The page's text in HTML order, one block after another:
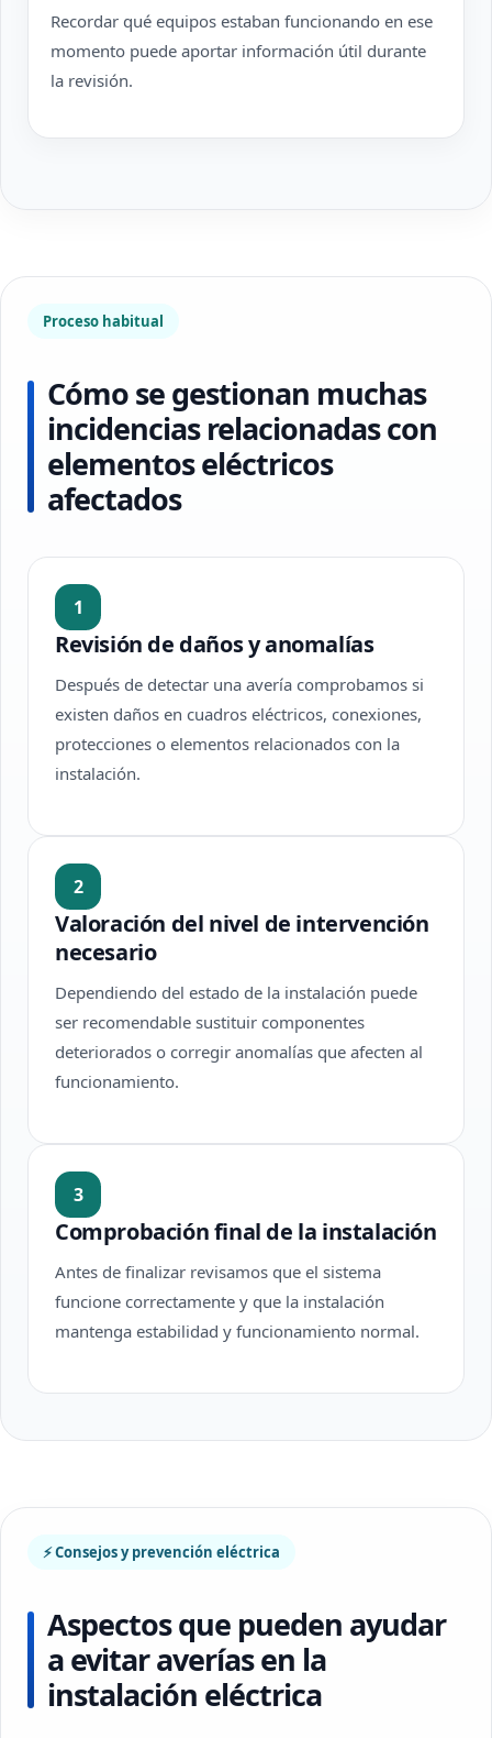
Recordar qué equipos estaban funcionando en ese
momento puede aportar información útil durante
la revisión.
Proceso habitual
Cómo se gestionan muchas
incidencias relacionadas con
elementos eléctricos
afectados
1
Revisión de daños y anomalías
Después de detectar una avería comprobamos si
existen daños en cuadros eléctricos, conexiones,
protecciones o elementos relacionados con la
instalación.
2
Valoración del nivel de intervención
necesario
Dependiendo del estado de la instalación puede
ser recomendable sustituir componentes
deteriorados o corregir anomalías que afecten al
funcionamiento.
3
Comprobación final de la instalación
Antes de finalizar revisamos que el sistema
funcione correctamente y que la instalación
mantenga estabilidad y funcionamiento normal.
⚡ Consejos y prevención eléctrica
Aspectos que pueden ayudar
a evitar averías en la
instalación eléctrica